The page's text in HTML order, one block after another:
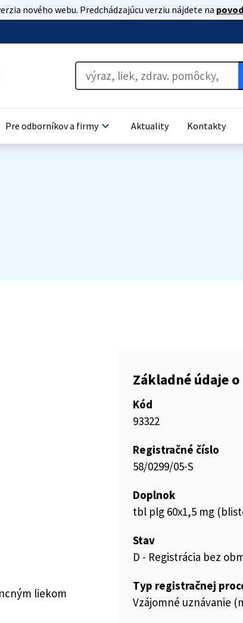
nového webu. Predchádzajúcu verziu nájdete na
Pre odborníkov a firmykeyboard_arrow_down Aktuality Kontakty
liekom
Základné údaje
Kód
93322
Registračné číslo
58/0299/05-S
Doplnok
tbl plg 60x1,5 mg
Stav
D - Registrácia bez
Typ registračnej
Vzájomné uznávanie